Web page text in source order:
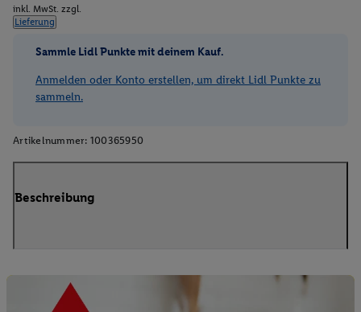
inkl. MwSt. zzgl.
Lieferung
Sammle Lidl Punkte mit deinem Kauf.
Anmelden oder Konto erstellen, um direkt Lidl Punkte zu
sammeln.
Artikelnummer: 100365950
Beschreibung